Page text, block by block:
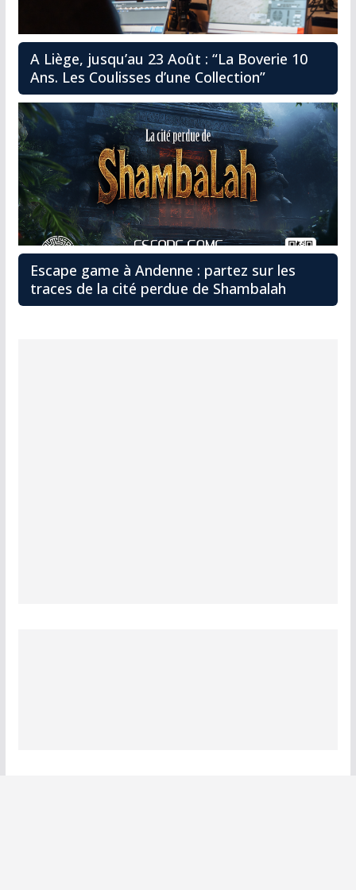
A Liège, jusqu’au 23 Août : “La Boverie 10
Ans. Les Coulisses d’une Collection”
Escape game à Andenne : partez sur les
traces de la cité perdue de Shambalah